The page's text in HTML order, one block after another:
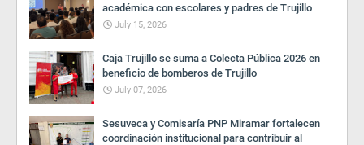
académica con escolares y padres de Trujillo
July 15, 2026
Caja Trujillo se suma a Colecta Pública 2026 en
beneficio de bomberos de Trujillo
July 07, 2026
Sesuveca y Comisaría PNP Miramar fortalecen
coordinación institucional para contribuir al